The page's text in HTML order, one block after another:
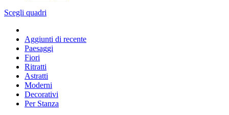
Scegli quadri
Aggiunti di recente
Paesaggi
Fiori
Ritratti
Astratti
Moderni
Decorativi
Per Stanza